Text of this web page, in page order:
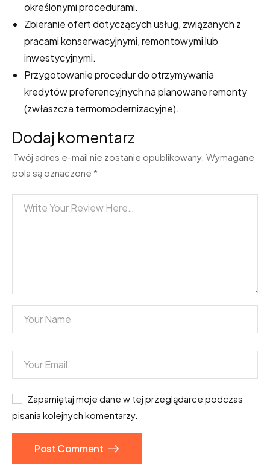
określonymi procedurami.
Zbieranie ofert dotyczących usług, związanych z
pracami konserwacyjnymi, remontowymi lub
inwestycyjnymi.
Przygotowanie procedur do otrzymywania
kredytów preferencyjnych na planowane remonty
(zwłaszcza termomodernizacyjne).
Dodaj komentarz
Twój adres e-mail nie zostanie opublikowany. Wymagane
pola są oznaczone *
Zapamiętaj moje dane w tej przeglądarce podczas
pisania kolejnych komentarzy.
Post Comment